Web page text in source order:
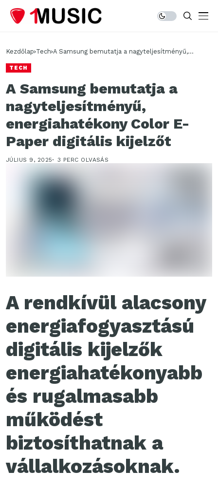
Kezdőlap Tech A Samsung bemutatja a nagyteljesítményű,
TECH
A Samsung bemutatja a
nagyteljesítményű,
energiahatékony Color E-
Paper digitális kijelzőt
JÚLIUS 9, 2025 3 PERC OLVASÁS
A rendkívül alacsony
energiafogyasztású
digitális kijelzők
energiahatékonyabb
és rugalmasabb
működést
biztosíthatnak a
vállalkozásoknak.